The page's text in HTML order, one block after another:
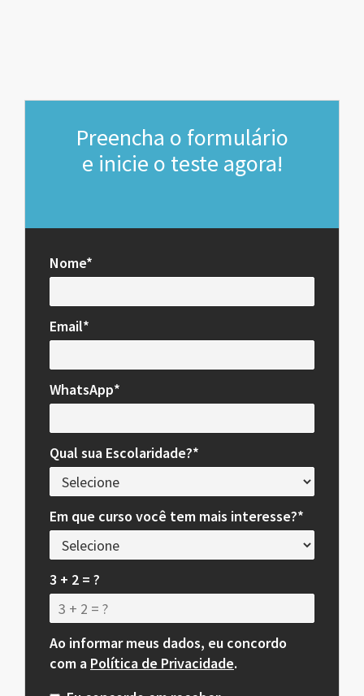
Preencha o formulário
e inicie o teste agora!
Nome*
Email*
WhatsApp*
Qual sua Escolaridade?*
Em que curso você tem mais interesse?*
3 + 2 = ?
Ao informar meus dados, eu concordo
com a Política de Privacidade.